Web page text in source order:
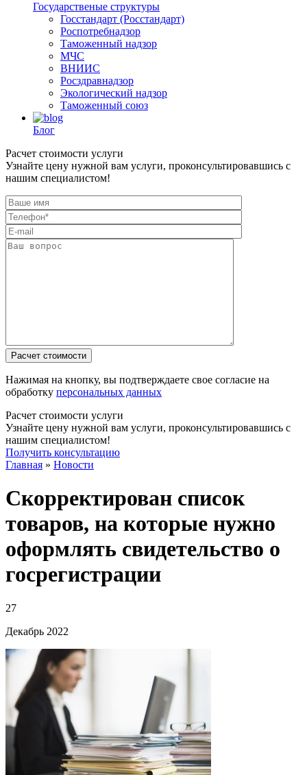
Государственые структуры
Госстандарт (Росстандарт)
Роспотребнадзор
Таможенный надзор
МЧС
ВНИИС
Росздравнадзор
Экологический надзор
Таможенный союз
Блог
Расчет стоимости услуги
Узнайте цену нужной вам услуги, проконсультировавшись с
нашим специалистом!
Нажимая на кнопку, вы подтверждаете свое согласие на
обработку персональных данных
Расчет стоимости услуги
Узнайте цену нужной вам услуги, проконсультировавшись с
нашим специалистом!
Получить консультацию
Главная » Новости
Скорректирован список
товаров, на которые нужно
оформлять свидетельство о
госрегистрации
27
Декабрь 2022